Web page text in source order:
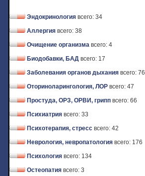
Эндокринология всего: 34
Аллергия всего: 38
Очищение организма всего: 4
Биодобавки, БАД всего: 17
Заболевания органов дыхания всего: 76
Оториноларингология, ЛОР всего: 47
Простуда, ОРЗ, ОРВИ, грипп всего: 66
Психиатрия всего: 33
Психотерапия, стресс всего: 42
Неврология, невропатология всего: 176
Психология всего: 134
Остеопатия всего: 3